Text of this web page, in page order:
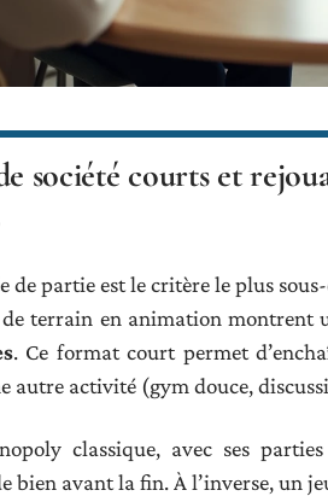
société courts et
de partie est le critère le plus
terrain en animation montrent
. Ce format court permet
autre activité (gym douce,
classique, avec ses
bien avant la fin. À l’inverse, un